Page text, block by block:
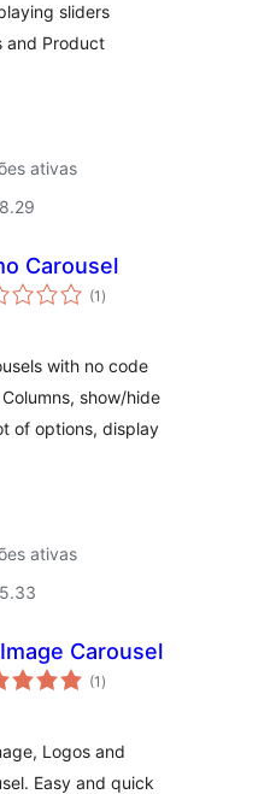
sliders
and Product
ativas
Carousel
(1 total
de
)
with no code
show/hide
of options, display
ativas
Carousel
(1 total
de
)
Logos and
Easy and quick